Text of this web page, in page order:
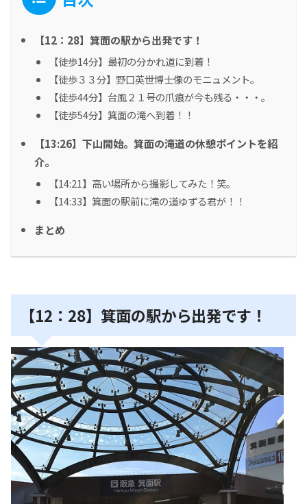
【12：28】箕面の駅から出発です！
【徒歩14分】最初の分かれ道に到着！
【徒歩３３分】野口英世博士像のモニュメント。
【徒歩44分】台風２１号の爪痕が今も残る・・・。
【徒歩54分】箕面の滝へ到着！！
【13:26】下山開始。箕面の滝道の休憩ポイントを紹
介。
【14:21】高い場所から撮影してみた！笑。
【14:33】箕面の駅前に滝の道ゆずる君が！！
まとめ
【12：28】箕面の駅から出発です！